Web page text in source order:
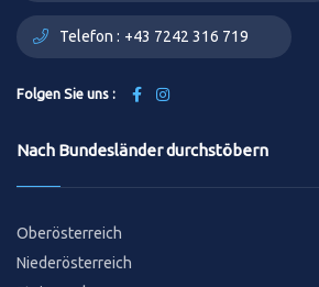
Telefon : +43 7242 316 719
Folgen Sie uns :
Nach Bundesländer durchstöbern
Oberösterreich
Niederösterreich